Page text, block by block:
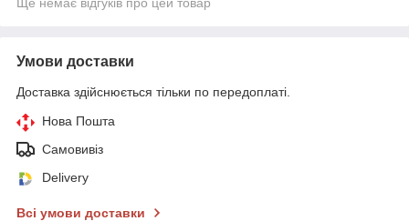
Умови доставки
Доставка здійснюється тільки по передоплаті.
Нова Пошта
Самовивіз
Delivery
Всі умови доставки